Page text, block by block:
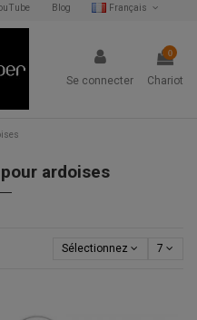
Français
Blog
Se connecter
0
Chariot
ardoises
Sélectionnez 7